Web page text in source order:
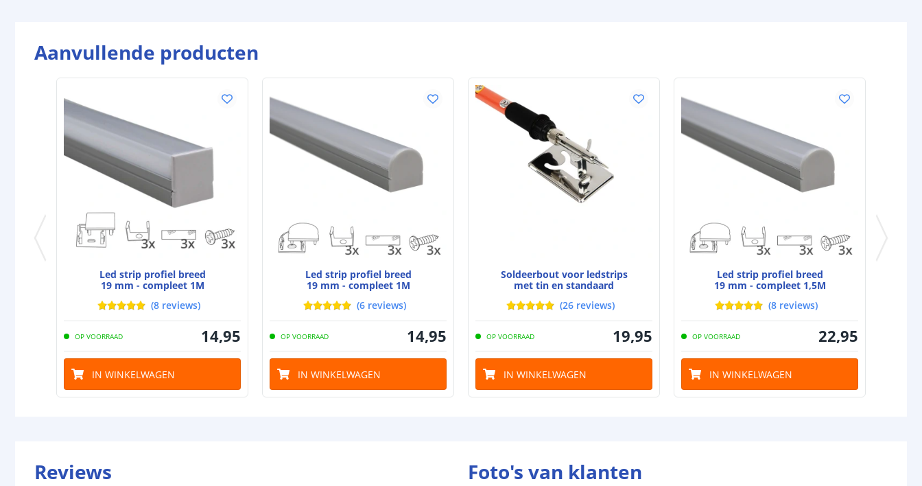
Aanvullende producten
Led strip profiel breed
19 mm - compleet 1M
(8 reviews)
OP VOORRAAD 14,95
IN WINKELWAGEN
Led strip profiel breed
19 mm - compleet 1M
(6 reviews)
OP VOORRAAD 14,95
IN WINKELWAGEN
Soldeerbout voor ledstrips
met tin en standaard
(26 reviews)
OP VOORRAAD 19,95
IN WINKELWAGEN
Led strip profiel breed
19 mm - compleet 1,5M
(8 reviews)
OP VOORRAAD 22,95
IN WINKELWAGEN
Reviews Foto's van klanten